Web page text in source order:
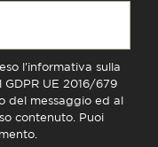
l'informativa sulla
GDPR UE 2016/679
del messaggio ed al
contenuto. Puoi